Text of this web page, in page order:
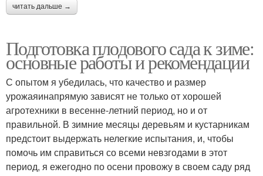
читать дальше →
Подготовка плодового сада к зиме:
основные работы и рекомендации
С опытом я убедилась, что качество и размер
урожаяинапрямую зависят не только от хорошей
агротехники в весенне-летний период, но и от
правильной. В зимние месяцы деревьям и кустарникам
предстоит выдержать нелегкие испытания, и, чтобы
помочь им справиться со всеми невзгодами в этот
период, я ежегодно по осени провожу в своем саду ряд